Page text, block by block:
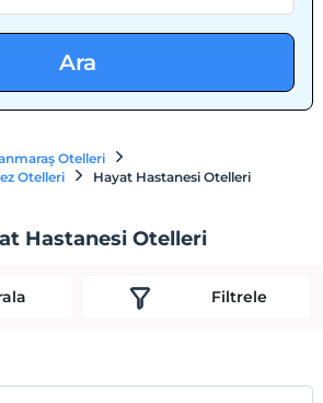
Ara
Otelleri
Otelleri
Hayat Hastanesi Otelleri
Hastanesi Otelleri
Filtrele